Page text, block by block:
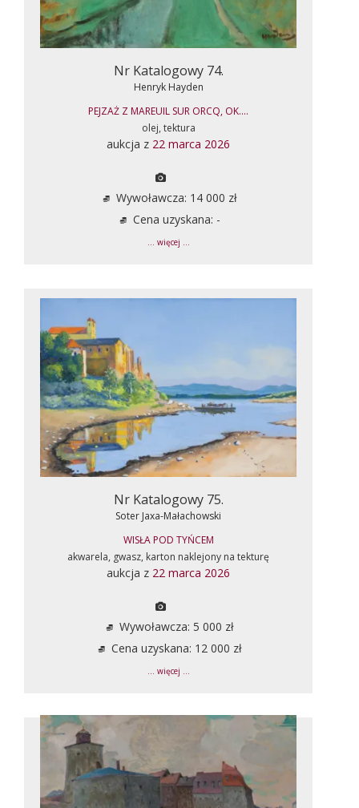
Nr Katalogowy 74.
Henryk Hayden
PEJZAŻ Z MAREUIL SUR ORCQ, OK....
olej, tektura
aukcja z 22 marca 2026
Wywoławcza: 14 000 zł
Cena uzyskana: -
... więcej ...
Nr Katalogowy 75.
Soter Jaxa-Małachowski
WISŁA POD TYŃCEM
akwarela, gwasz, karton naklejony na tekturę
aukcja z 22 marca 2026
Wywoławcza: 5 000 zł
Cena uzyskana: 12 000 zł
... więcej ...